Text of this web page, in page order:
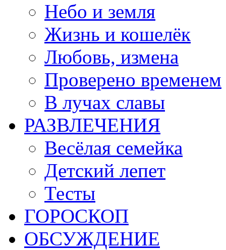
Небо и земля
Жизнь и кошелёк
Любовь, измена
Проверено временем
В лучах славы
РАЗВЛЕЧЕНИЯ
Весёлая семейка
Детский лепет
Тесты
ГОРОСКОП
ОБСУЖДЕНИЕ